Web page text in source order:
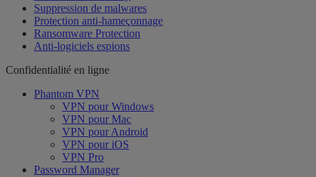
Suppression de malwares
Protection anti-hameçonnage
Ransomware Protection
Anti-logiciels espions
Confidentialité en ligne
Phantom VPN
VPN pour Windows
VPN pour Mac
VPN pour Android
VPN pour iOS
VPN Pro
Password Manager